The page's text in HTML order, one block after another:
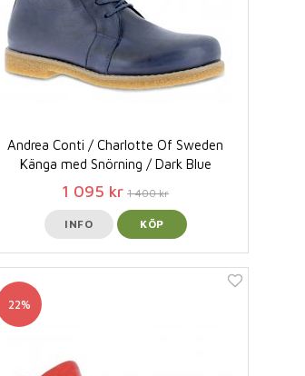
Andrea Conti / Charlotte Of Sweden
Känga med Snörning / Dark Blue
1 095 kr 1 400 kr
INFO KÖP
22%